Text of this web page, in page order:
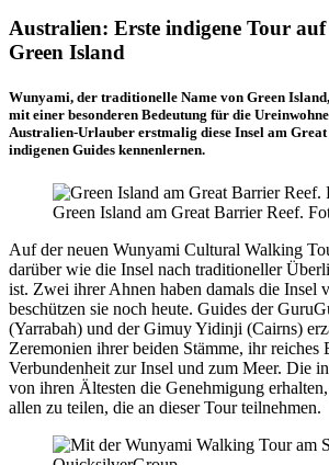
Australien: Erste indigene Tour
Green Island
Wunyami, der traditionelle Name von Green
mit einer besonderen Bedeutung für die
Australien-Urlauber erstmalig diese Insel am
indigenen Guides kennenlernen.
Green Island am Great Barrier Reef.
Auf der neuen Wunyami Cultural Walking
darüber wie die Insel nach traditioneller
ist. Zwei ihrer Ahnen haben damals die Insel
beschützen sie noch heute. Guides der
(Yarrabah) und der Gimuy Yidinji (Cairns)
Zeremonien ihrer beiden Stämme, ihr reiches
Verbundenheit zur Insel und zum Meer. Die
von ihren Ältesten die Genehmigung
allen zu teilen, die an dieser Tour teilnehmen.